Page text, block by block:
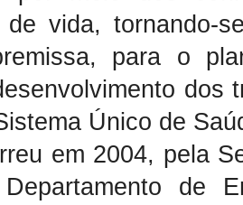
de vida, tornando-
para o
dos
Único de
em 2004, pela
de